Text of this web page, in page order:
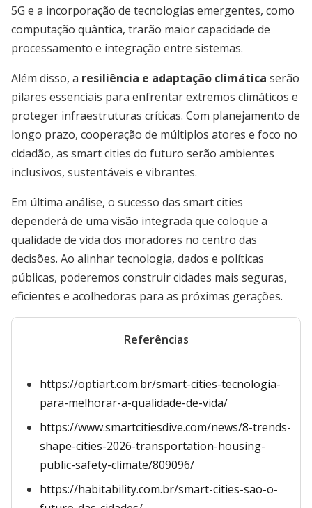
5G e a incorporação de tecnologias emergentes, como
computação quântica, trarão maior capacidade de
processamento e integração entre sistemas.
Além disso, a resiliência e adaptação climática serão
pilares essenciais para enfrentar extremos climáticos e
proteger infraestruturas críticas. Com planejamento de
longo prazo, cooperação de múltiplos atores e foco no
cidadão, as smart cities do futuro serão ambientes
inclusivos, sustentáveis e vibrantes.
Em última análise, o sucesso das smart cities
dependerá de uma visão integrada que coloque a
qualidade de vida dos moradores no centro das
decisões. Ao alinhar tecnologia, dados e políticas
públicas, poderemos construir cidades mais seguras,
eficientes e acolhedoras para as próximas gerações.
Referências
https://optiart.com.br/smart-cities-tecnologia-
para-melhorar-a-qualidade-de-vida/
https://www.smartcitiesdive.com/news/8-trends-
shape-cities-2026-transportation-housing-
public-safety-climate/809096/
https://habitability.com.br/smart-cities-sao-o-